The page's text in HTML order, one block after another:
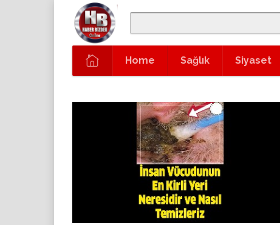
Home Sağlık Siyaset